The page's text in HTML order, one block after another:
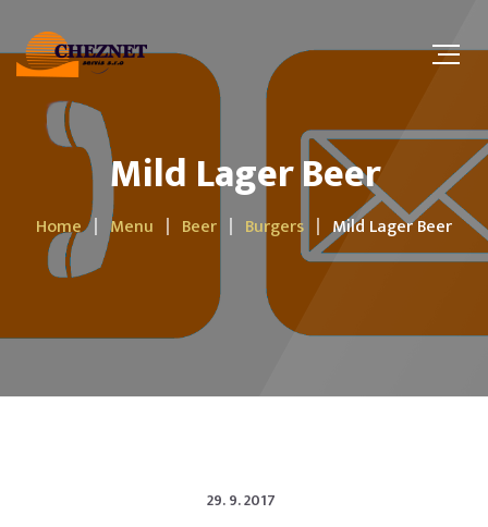
Mild Lager Beer
Home Menu Beer Burgers Mild Lager Beer
29. 9. 2017